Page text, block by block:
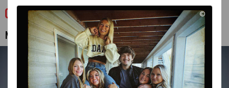
Connect the World
NIEUWSBULLETIN
©